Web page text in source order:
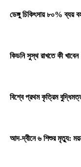
ডেঙ্গু চিকিৎসায় ৮০% ব্যয়
কিডনি সুস্থ রাখতে কী খাবেন
বিশ্বে প্রথম কৃত্রিম
আদ-দ্বীনে ৬ শিশুর মৃত্যু: